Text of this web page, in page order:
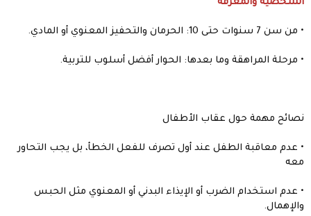
الشخصية والمعرفة
• من سن 7 سنوات حتى 10: الحرمان والتحفيز المعنوي أو المادي.
• مرحلة المراهقة وما بعدها: الحوار أفضل أسلوب للتربية.
نصائح مهمة حول عقاب الأطفال
• عدم معاقبة الطفل عند أول تصرف للفعل الخطأ، بل يجب التحاور
معه
• عدم استخدام الضرب أو الإيذاء البدني أو المعنوي مثل الحبس
والإهمال.